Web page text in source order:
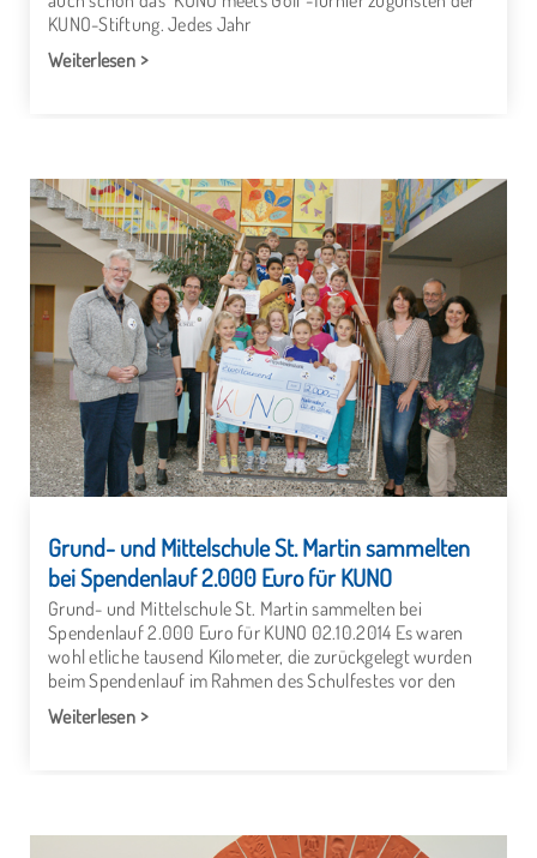
KUNO-Stiftung. Jedes Jahr
Weiterlesen
Grund- und Mittelschule St. Martin sammelten
bei Spendenlauf 2.000 Euro für KUNO
Grund- und Mittelschule St. Martin sammelten bei
Spendenlauf 2.000 Euro für KUNO 02.10.2014 Es waren
wohl etliche tausend Kilometer, die zurückgelegt wurden
beim Spendenlauf im Rahmen des Schulfestes vor den
Weiterlesen